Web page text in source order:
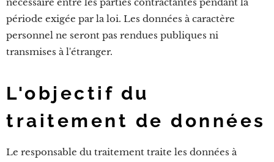
période exigée par la loi. Les données à caractère
personnel ne seront pas rendues publiques ni
transmises à l'étranger.
L'objectif du
traitement de données
Le responsable du traitement traite les données à